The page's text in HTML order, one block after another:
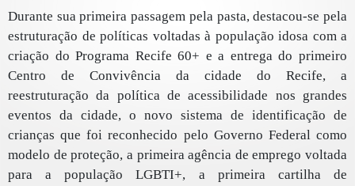
Durante sua primeira passagem pela pasta, destacou-se pela
estruturação de políticas voltadas à população idosa com a
criação do Programa Recife 60+ e a entrega do primeiro
Centro de Convivência da cidade do Recife, a
reestruturação da política de acessibilidade nos grandes
eventos da cidade, o novo sistema de identificação de
crianças que foi reconhecido pelo Governo Federal como
modelo de proteção, a primeira agência de emprego voltada
para a população LGBTI+, a primeira cartilha de